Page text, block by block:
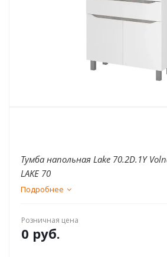
Тумба напольная Lake 70.2D.1Y
LAKE 70
Подробнее
Розничная цена
0 руб.